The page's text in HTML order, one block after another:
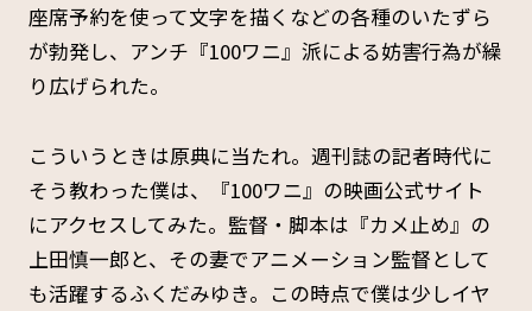
座席予約を使って文字を描くなどの各種のいたずら
が勃発し、アンチ『100ワニ』派による妨害行為が繰
り広げられた。
こういうときは原典に当たれ。週刊誌の記者時代に
そう教わった僕は、『100ワニ』の映画公式サイト
にアクセスしてみた。監督・脚本は『カメ止め』の
上田慎一郎と、その妻でアニメーション監督として
も活躍するふくだみゆき。この時点で僕は少しイヤ